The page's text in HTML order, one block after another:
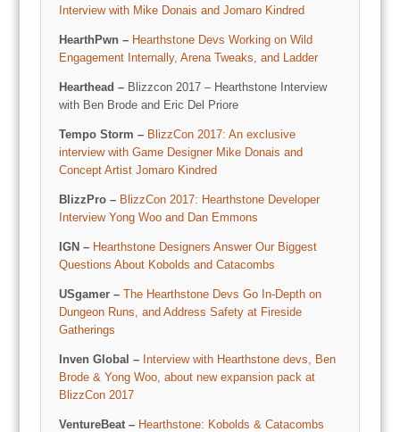
Interview with Mike Donais and Jomaro Kindred
HearthPwn – Hearthstone Devs Working on Wild
Engagement Internally, Arena Tweaks, and Ladder
Hearthead – Blizzcon 2017 – Hearthstone Interview
with Ben Brode and Eric Del Priore
Tempo Storm – BlizzCon 2017: An exclusive
interview with Game Designer Mike Donais and
Concept Artist Jomaro Kindred
BlizzPro – BlizzCon 2017: Hearthstone Developer
Interview Yong Woo and Dan Emmons
IGN – Hearthstone Designers Answer Our Biggest
Questions About Kobolds and Catacombs
USgamer – The Hearthstone Devs Go In-Depth on
Dungeon Runs, and Address Safety at Fireside
Gatherings
Inven Global – Interview with Hearthstone devs, Ben
Brode & Yong Woo, about new expansion pack at
BlizzCon 2017
VentureBeat – Hearthstone: Kobolds & Catacombs